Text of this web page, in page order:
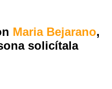
Maria Bejarano,
solicítala